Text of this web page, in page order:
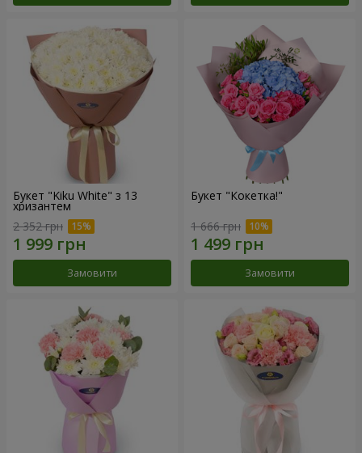
Букет "Kiku White" з 13
хризантем
2 352 грн
Замовити
Букет "Кокетка!"
1 666 грн
Замовити